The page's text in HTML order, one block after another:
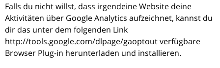
Falls du nicht willst, dass irgendeine Website deine
Aktivitäten über Google Analytics aufzeichnet, kannst du
dir das unter dem folgenden Link
http://tools.google.com/dlpage/gaoptout verfügbare
Browser Plug-in herunterladen und installieren.